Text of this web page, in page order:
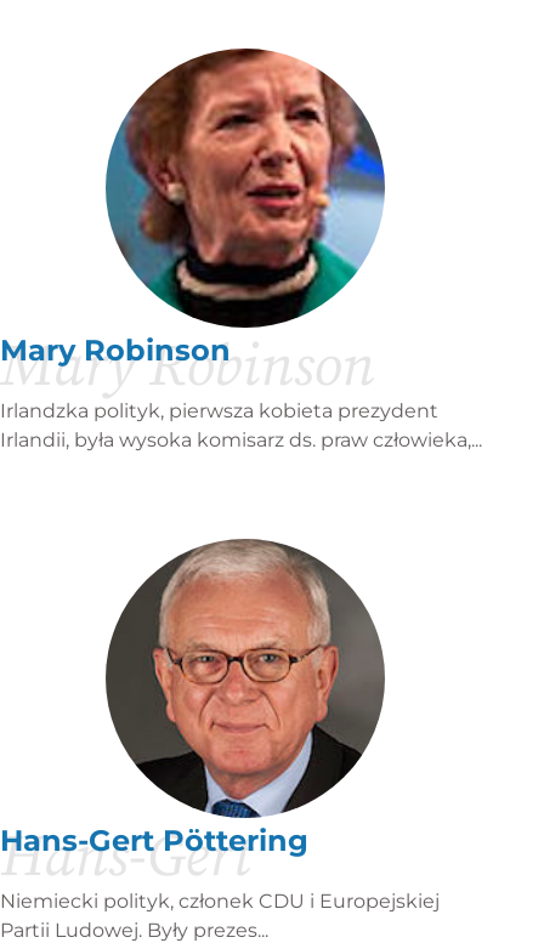
Mary Robinson
Mary Robinson
Irlandzka polityk, pierwsza kobieta prezydent
Irlandii, była wysoka komisarz ds. praw człowieka,...
Hans-Gert
Hans-Gert Pöttering
Niemiecki polityk, członek CDU i Europejskiej
Partii Ludowej. Były prezes...